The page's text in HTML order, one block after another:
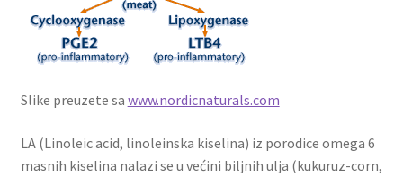
Slike preuzete sa www.nordicnaturals.com
LA (Linoleic acid, linoleinska kiselina) iz porodice omega 6
masnih kiselina nalazi se u većini biljnih ulja (kukuruz-corn,